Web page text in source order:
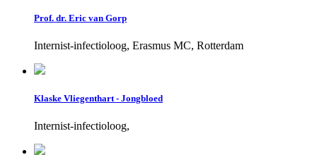
Prof. dr. Eric van Gorp
Internist-infectioloog, Erasmus MC, Rotterdam
Klaske Vliegenthart - Jongbloed
Internist-infectioloog,